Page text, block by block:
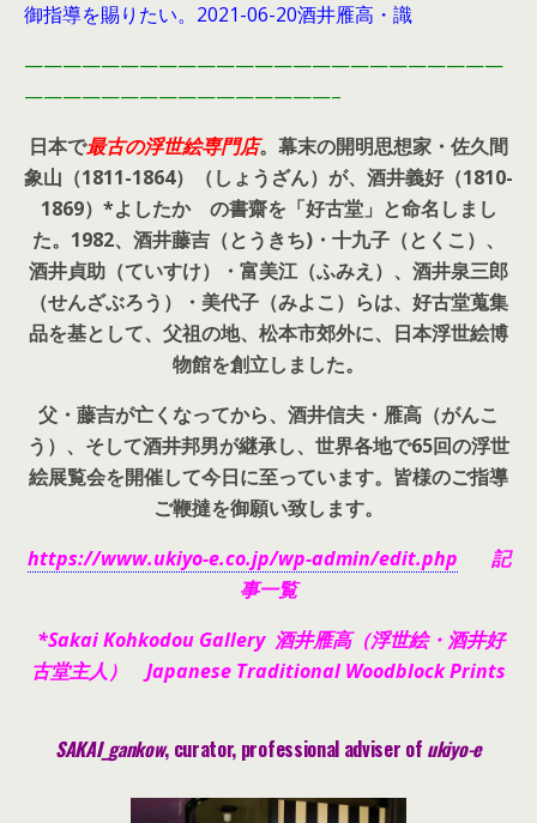
御指導を賜りたい。2021-06-20酒井雁高・識
—————————————————————————
————————————————–
日本で最古の浮世絵専門店。幕末の開明思想家・ 佐久間
象山（1811-1864）（しょうざん）が、酒井義好（1810-
1869）*よしたか の書齋を「好古堂」と命名しまし
た。 1982、酒井藤吉（とうきち)・十九子（とくこ）、
酒井貞助（ていすけ）・富美江（ふみえ）、酒井泉三郎
（せんざぶろう）・美代子（みよこ）らは、好古堂蒐集
品を基として、父祖の地、松本市郊外に、日本浮世絵博
物館を創立しました。
父・藤吉が亡くなってから、酒井信夫・雁高（がんこ
う）、そして酒井邦男が継承し、世界各地で65回の浮世
絵展覧会を開催して今日に至っています。皆様のご指導
ご鞭撻を御願い致します。
https://www.ukiyo-e.co.jp/wp-admin/edit.php 記
事一覧
*Sakai Kohkodou Gallery 酒井雁高（浮世絵・酒井好
古堂主人） Japanese Traditional Woodblock Prints
SAKAI_gankow, curator, professional adviser of ukiyo-e